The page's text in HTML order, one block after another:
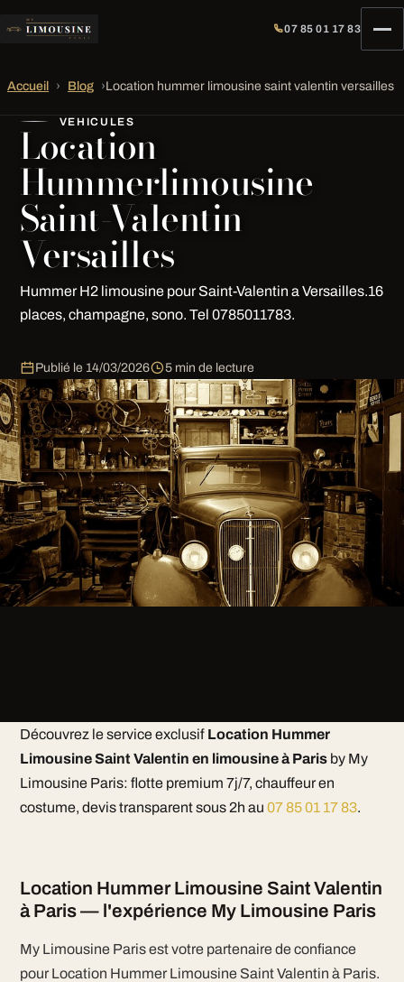
07 85 01 17 83
Accueil › Blog ›Location hummer limousine saint valentin versailles
VEHICULES
Location
Hummerlimousine
Saint-Valentin
Versailles
Hummer H2 limousine pour Saint-Valentin a Versailles.16
places, champagne, sono. Tel 0785011783.
Publié le 14/03/2026 5 min de lecture
Découvrez le service exclusif Location Hummer
Limousine Saint Valentin en limousine à Parisby My
Limousine Paris: flotte premium 7j/7, chauffeur en
costume, devis transparent sous 2h au 07 85 01 17 83.
Location Hummer Limousine Saint Valentin
à Paris — l'expérience My Limousine Paris
My Limousine Paris est votre partenaire de confiance
pour Location Hummer Limousine Saint Valentin à Paris.